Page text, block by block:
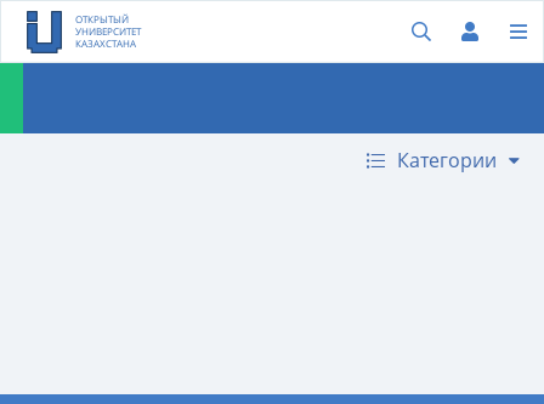
ОТКРЫТЫЙ
УНИВЕРСИТЕТ
КАЗАХСТАНА
Категории